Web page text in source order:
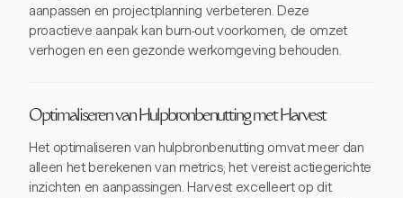
aanpassen en projectplanning verbeteren. Deze
proactieve aanpak kan burn-out voorkomen, de omzet
verhogen en een gezonde werkomgeving behouden.
Optimaliseren van Hulpbronbenutting met Harvest
Het optimaliseren van hulpbronbenutting omvat meer dan
alleen het berekenen van metrics; het vereist actiegerichte
inzichten en aanpassingen. Harvest excelleert op dit